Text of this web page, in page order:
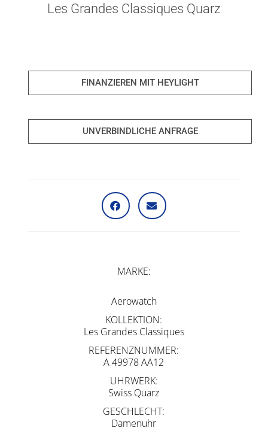
Les Grandes Classiques Quarz
FINANZIEREN MIT HEYLIGHT
UNVERBINDLICHE ANFRAGE
MARKE
Aerowatch
KOLLEKTION
Les Grandes Classiques
REFERENZNUMMER
A 49978 AA12
UHRWERK
Swiss Quarz
GESCHLECHT
Damenuhr